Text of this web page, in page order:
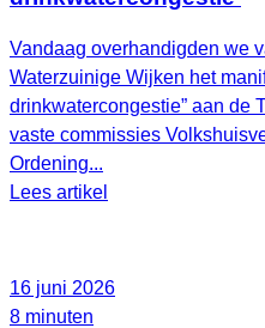
Vandaag overhandigden we
Waterzuinige Wijken het
drinkwatercongestie” aan de
vaste commissies
Ordening...
Lees artikel
16 juni 2026
8 minuten